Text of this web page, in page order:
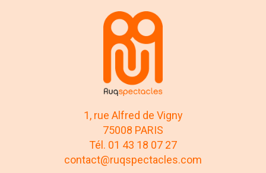
1, rue Alfred de Vigny
75008 PARIS
Tél. 01 43 18 07 27
contact@ruqspectacles.com